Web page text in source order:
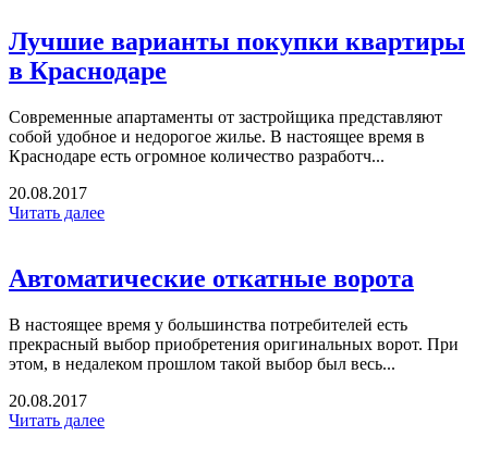
Лучшие варианты покупки квартиры
в Краснодаре
Современные апартаменты от застройщика представляют
собой удобное и недорогое жилье. В настоящее время в
Краснодаре есть огромное количество разработч...
20.08.2017
Читать далее
Автоматические откатные ворота
В настоящее время у большинства потребителей есть
прекрасный выбор приобретения оригинальных ворот. При
этом, в недалеком прошлом такой выбор был весь...
20.08.2017
Читать далее